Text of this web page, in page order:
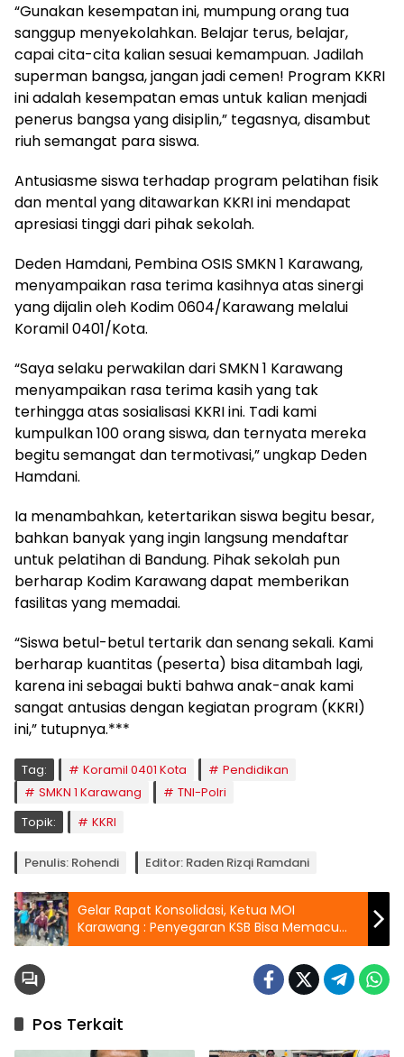
“Gunakan kesempatan ini, mumpung orang tua
sanggup menyekolahkan. Belajar terus, belajar,
capai cita-cita kalian sesuai kemampuan. Jadilah
superman bangsa, jangan jadi cemen! Program KKRI
ini adalah kesempatan emas untuk kalian menjadi
penerus bangsa yang disiplin,” tegasnya, disambut
riuh semangat para siswa.
Antusiasme siswa terhadap program pelatihan fisik
dan mental yang ditawarkan KKRI ini mendapat
apresiasi tinggi dari pihak sekolah.
Deden Hamdani, Pembina OSIS SMKN 1 Karawang,
menyampaikan rasa terima kasihnya atas sinergi
yang dijalin oleh Kodim 0604/Karawang melalui
Koramil 0401/Kota.
“Saya selaku perwakilan dari SMKN 1 Karawang
menyampaikan rasa terima kasih yang tak
terhingga atas sosialisasi KKRI ini. Tadi kami
kumpulkan 100 orang siswa, dan ternyata mereka
begitu semangat dan termotivasi,” ungkap Deden
Hamdani.
Ia menambahkan, ketertarikan siswa begitu besar,
bahkan banyak yang ingin langsung mendaftar
untuk pelatihan di Bandung. Pihak sekolah pun
berharap Kodim Karawang dapat memberikan
fasilitas yang memadai.
“Siswa betul-betul tertarik dan senang sekali. Kami
berharap kuantitas (peserta) bisa ditambah lagi,
karena ini sebagai bukti bahwa anak-anak kami
sangat antusias dengan kegiatan program (KKRI)
ini,” tutupnya.***
Tag: Koramil 0401 Kota
Pendidikan
SMKN 1 Karawang
TNI-Polri
Topik:
KKRI
Penulis: Rohendi Editor: Raden Rizqi Ramdani
Gelar Rapat Konsolidasi, Ketua MOI
Karawang : Penyegaran KSB Bisa Memacu
Kinerja Organisasi Lebih Baik
Pos Terkait